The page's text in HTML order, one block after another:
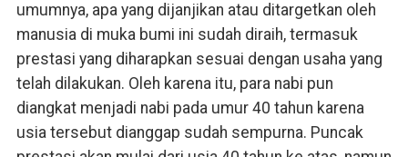
umumnya, apa yang dijanjikan atau ditargetkan oleh
manusia di muka bumi ini sudah diraih, termasuk
prestasi yang diharapkan sesuai dengan usaha yang
telah dilakukan. Oleh karena itu, para nabi pun
diangkat menjadi nabi pada umur 40 tahun karena
usia tersebut dianggap sudah sempurna. Puncak